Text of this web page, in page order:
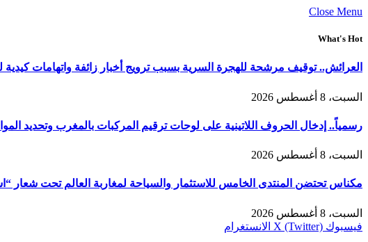
Close Menu
What's Hot
العرائش.. توقيف مرشحة للهجرة السرية بسبب ترويج أخبار زائفة واتهامات
السبت، 8 أغسطس 2026
رسمياً.. إدخال الحروف اللاتينية على لوحات ترقيم المركبات بالمغرب وتحديد
السبت، 8 أغسطس 2026
مكناس تحتضن المنتدى الخامس للاستثمار والسياحة لمغاربة العالم تحت شعار
السبت، 8 أغسطس 2026
فيسبوك X (Twitter) الانستغرام